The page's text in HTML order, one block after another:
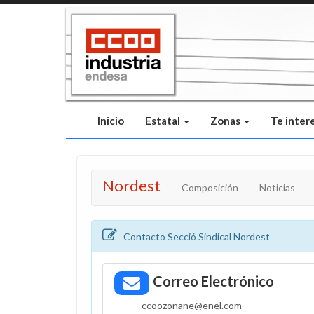
Inicio Estatal Zonas Te
Nordest Composición Noticias
Contacto Secció Sindical Nordest
Correo Electrónico
ccoozonane@enel.com